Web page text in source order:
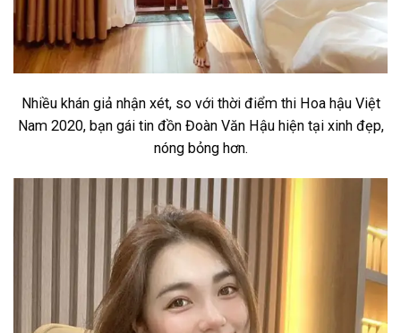
Nhiều khán giả nhận xét, so với thời điểm thi Hoa hậu Việt
Nam 2020, bạn gái tin đồn Đoàn Văn Hậu hiện tại xinh đẹp,
nóng bỏng hơn.